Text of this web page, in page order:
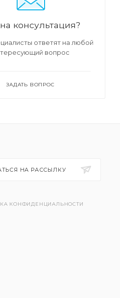
консультация?
ответят на любой
вопрос
ЗАДАТЬ ВОПРОС
НА РАССЫЛКУ
КОНФИДЕНЦИАЛЬНОСТИ